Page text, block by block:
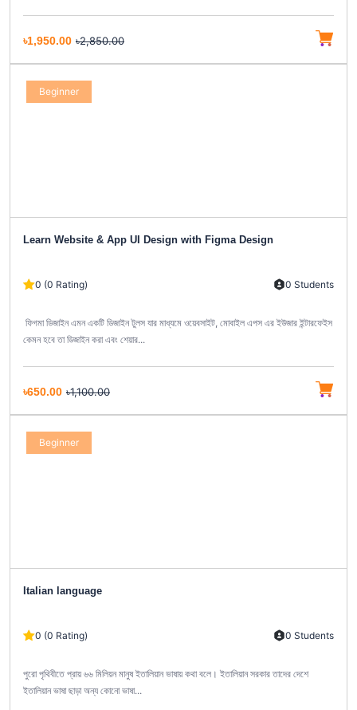
৳1,950.00 ৳2,850.00
Beginner
Learn Website & App UI Design with Figma Design
0 (0 Rating) 0 Students
ফিগমা ডিজাইন এমন একটি ডিজাইন টুলস যার মাধ্যমে ওয়েবসাইট, মোবাইল এপস এর ইউজার ইন্টারফেইস
কেমন হবে তা ডিজাইন করা এবং শেয়ার...
৳650.00 ৳1,100.00
Beginner
Italian language
0 (0 Rating) 0 Students
পুরো পৃথিবীতে প্রায় ৬৬ মিলিয়ন মানুষ ইতালিয়ান ভাষায় কথা বলে। ইতালিয়ান সরকার তাদের দেশে
ইতালিয়ান ভাষা ছাড়া অন্য কোনো ভাষা...